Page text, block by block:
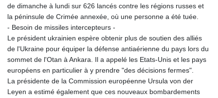
de dimanche à lundi sur 626 lancés contre les régions russes et
la péninsule de Crimée annexée, où une personne a été tuée.
- Besoin de missiles intercepteurs -
Le président ukrainien espère obtenir plus de soutien des alliés
de l'Ukraine pour équiper la défense antiaérienne du pays lors du
sommet de l'Otan à Ankara. Il a appelé les Etats-Unis et les pays
européens en particulier à y prendre "des décisions fermes".
La présidente de la Commission européenne Ursula von der
Leyen a estimé également que ces nouveaux bombardements